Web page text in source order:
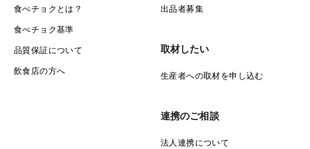
食べチョクとは？
食べチョク基準
品質保証について
飲食店の方へ
出品者募集
取材したい
生産者への取材を申し込む
連携のご相談
法人連携について